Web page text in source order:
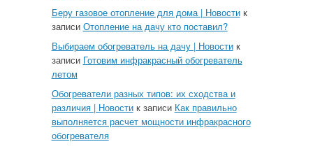
Беру газовое отопление для дома | Новостик
записи Отопление на дачу кто поставил?
Выбираем обогреватель на дачу | Новостик
записи Готовим инфракрасный обогреватель
летом
Обогреватели разных типов: их сходства и
различия | Новостик записи Как правильно
выполняется расчет мощности инфракрасного
обогревателя